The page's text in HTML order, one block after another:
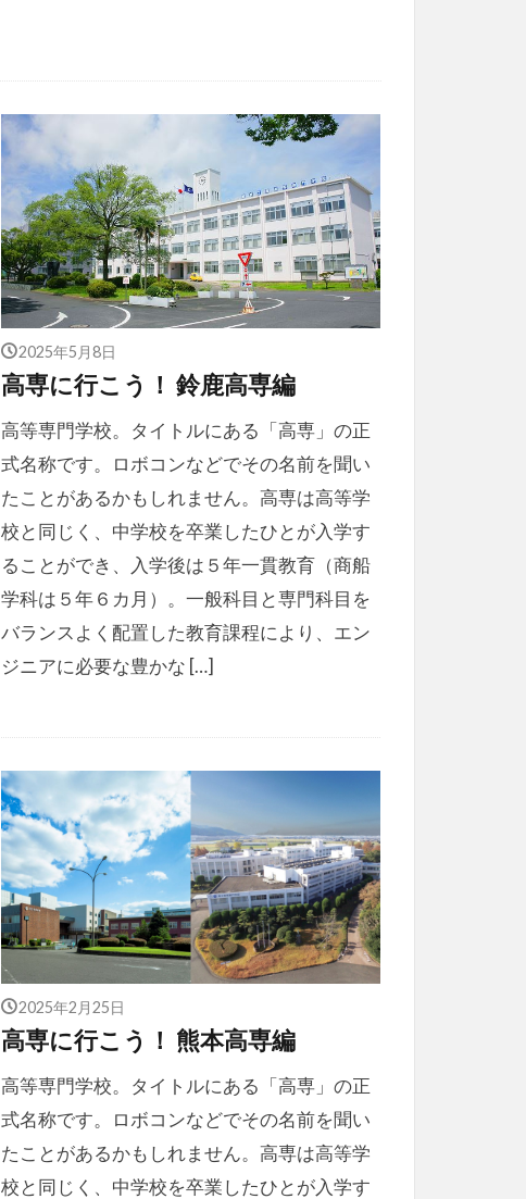
2025年5月8日
高専に行こう！ 鈴鹿高専編
高等専門学校。タイトルにある「高専」の正
式名称です。ロボコンなどでその名前を聞い
たことがあるかもしれません。高専は高等学
校と同じく、中学校を卒業したひとが入学す
ることができ、入学後は５年一貫教育（商船
学科は５年６カ月）。一般科目と専門科目を
バランスよく配置した教育課程により、エン
ジニアに必要な豊かな […]
2025年2月25日
高専に行こう！ 熊本高専編
高等専門学校。タイトルにある「高専」の正
式名称です。ロボコンなどでその名前を聞い
たことがあるかもしれません。高専は高等学
校と同じく、中学校を卒業したひとが入学す